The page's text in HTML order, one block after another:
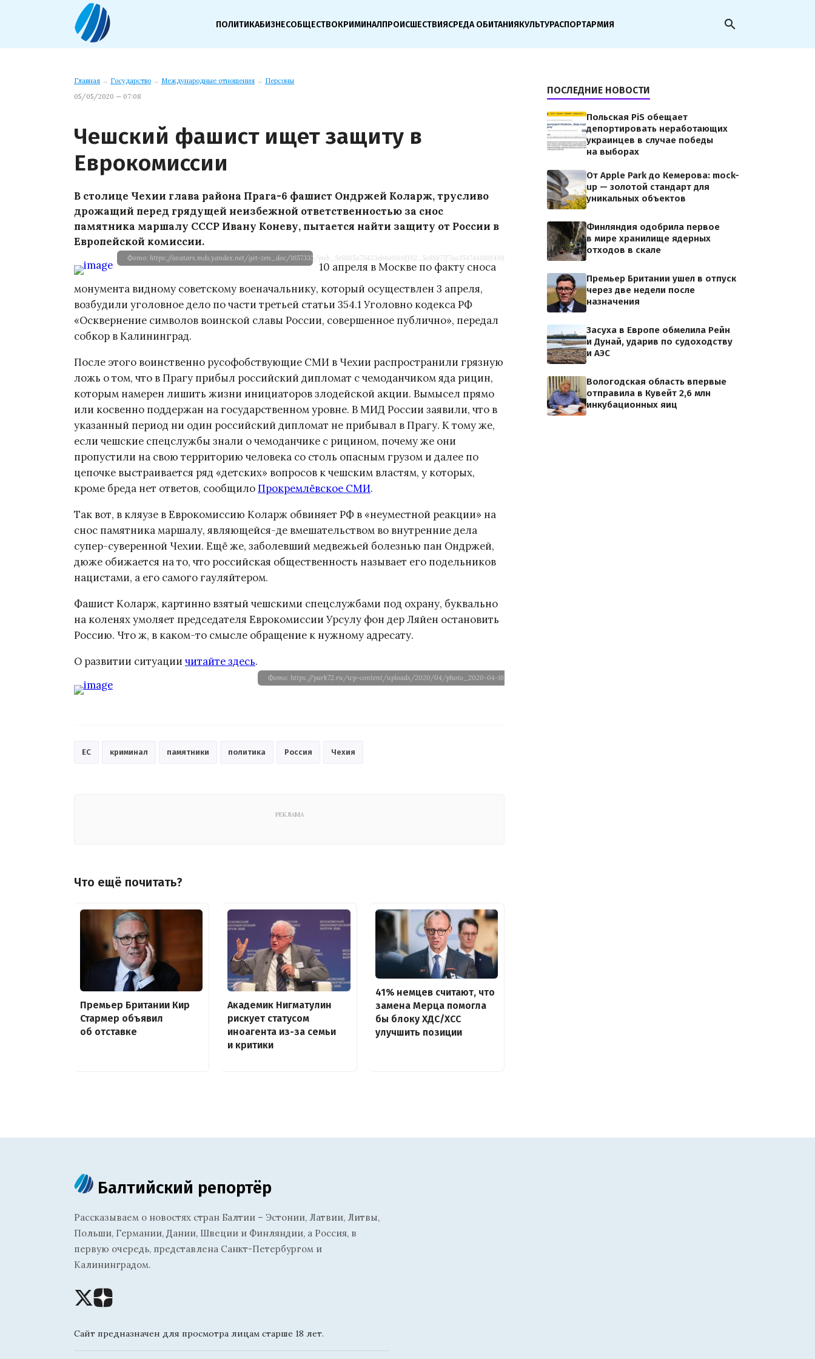
ПОЛИТИКАБИЗНЕСОБЩЕСТВОКРИМИНАЛПРОИСШЕСТВИЯСРЕДА ОБИТАНИЯКУЛЬТУРАСПОРТАРМИЯ search
Главная → Государство → Международные отношения → Персоны
05/05/2020 — 07:08
Чешский фашист ищет защиту в
Еврокомиссии
В столице Чехии глава района Прага-6 фашист Ондржей Коларж, трусливо
дрожащий перед грядущей неизбежной ответственностью за снос
памятника маршалу СССР Ивану Коневу, пытается найти защиту от России в
Европейской комиссии.
Фото: https://avatars.mds.yandex.net/get-zen_doc/1657335/pub_5e8885a75423ab6a10c6ff62_5e88877f7aa354744888f489/scale_1200
10 апреля в Москве по факту сноса
монумента видному советскому военачальнику, который осуществлен 3 апреля,
возбудили уголовное дело по части третьей статьи 354.1 Уголовно кодекса РФ
«Осквернение символов воинской славы России, совершенное публично», передал
собкор в Калининград.
После этого воинственно русофобствующие СМИ в Чехии распространили грязную
ложь о том, что в Прагу прибыл российский дипломат с чемоданчиком яда рицин,
которым намерен лишить жизни инициаторов злодейской акции. Вымысел прямо
или косвенно поддержан на государственном уровне. В МИД России заявили, что в
указанный период ни один российский дипломат не прибывал в Прагу. К тому же,
если чешские спецслужбы знали о чемоданчике с рицином, почему же они
пропустили на свою территорию человека со столь опасным грузом и далее по
цепочке выстраивается ряд «детских» вопросов к чешским властям, у которых,
кроме бреда нет ответов, сообщилоПрокремлёвское СМИ.
Так вот, в кляузе в Еврокомиссию Коларж обвиняет РФ в «неуместной реакции» на
снос памятника маршалу, являющейся-де вмешательством во внутренние дела
супер-суверенной Чехии. Ещё же, заболевший медвежьей болезнью пан Ондржей,
дюже обижается на то, что российская общественность называет его подельников
нацистами, а его самого гауляйтером.
Фашист Коларж, картинно взятый чешскими спецслужбами под охрану, буквально
на коленях умоляет председателя Еврокомиссии Урсулу фон дер Ляйен остановить
Россию. Что ж, в каком-то смысле обращение к нужному адресату.
О развитии ситуации читайте здесь.
Фото: https://park72.ru/wp-content/uploads/2020/04/photo_2020-04-16_20-33-32.jpg
ЕС криминал памятники политика Россия Чехия
РЕКЛАМА
Что ещё почитать?
Премьер Британии Кир
Стармер объявил
об отставке
Академик Нигматулин
рискует статусом
иноагента из-за семьи
и критики
41% немцев считают, что
замена Мерца помогла
бы блоку ХДС/ХСС
улучшить позиции
ПОСЛЕДНИЕ НОВОСТИ
Польская PiS обещает
депортировать неработающих
украинцев в случае победы
на выборах
От Apple Park до Кемерова: mock-
up — золотой стандарт для
уникальных объектов
Финляндия одобрила первое
в мире хранилище ядерных
отходов в скале
Премьер Британии ушел в отпуск
через две недели после
назначения
Засуха в Европе обмелила Рейн
и Дунай, ударив по судоходству
и АЭС
Вологодская область впервые
отправила в Кувейт 2,6 млн
инкубационных яиц
Балтийский репортёр
Рассказываем о новостях стран Балтии – Эстонии, Латвии, Литвы,
Польши, Германии, Дании, Швеции и Финляндии, а Россия, в
первую очередь, представлена Санкт-Петербургом и
Калининградом.
Сайт предназначен для просмотра лицам старше 18 лет.